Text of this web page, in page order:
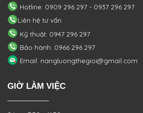
Hotline: 0909 296 297 - 0937 296 297
Liên hệ tư vấn
Kỹ thuật: 0947 296 297
Bảo hành: 0966 296 297
Email: nangluongthegioi@gmail.com
GIỜ LÀM VIỆC